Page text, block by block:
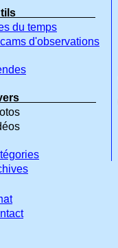
du temps
d'observations